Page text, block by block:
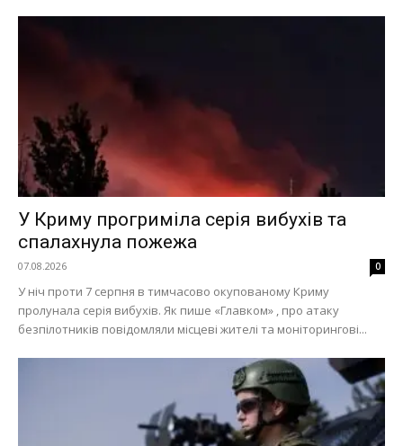
У Криму прогриміла серія вибухів та
спалахнула пожежа
07.08.2026 0
У ніч проти 7 серпня в тимчасово окупованому Криму
пролунала серія вибухів. Як пише «Главком» , про атаку
безпілотників повідомляли місцеві жителі та моніторингові...